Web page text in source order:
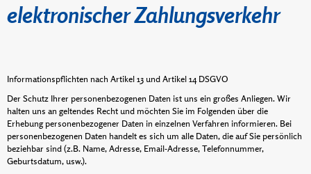
elektronischer Zahlungsverkehr
Informationspflichten nach Artikel 13 und Artikel 14 DSGVO
Der Schutz Ihrer personenbezogenen Daten ist uns ein großes Anliegen. Wir
halten uns an geltendes Recht und möchten Sie im Folgenden über die
Erhebung personenbezogener Daten in einzelnen Verfahren informieren. Bei
personenbezogenen Daten handelt es sich um alle Daten, die auf Sie persönlich
beziehbar sind (z.B. Name, Adresse, Email-Adresse, Telefonnummer,
Geburtsdatum, usw.).